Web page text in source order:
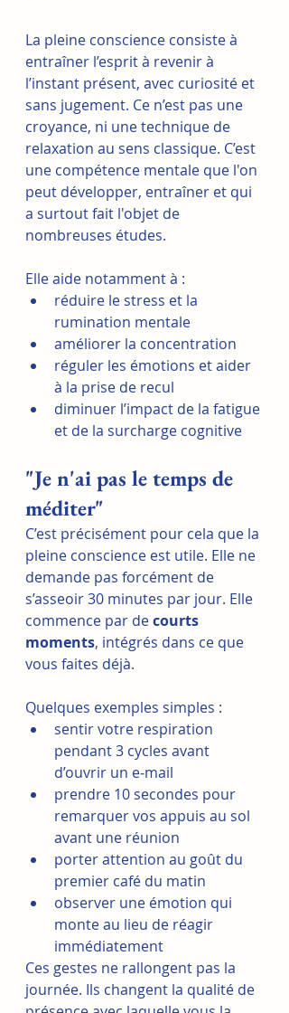
La pleine conscience consiste à
entraîner l’esprit à revenir à
l’instant présent, avec curiosité et
sans jugement. Ce n’est pas une
croyance, ni une technique de
relaxation au sens classique. C’est
une compétence mentale que l'on
peut développer, entraîner et qui
a surtout fait l'objet de
nombreuses études.
Elle aide notamment à :
réduire le stress et la
rumination mentale
améliorer la concentration
réguler les émotions et aider
à la prise de recul
diminuer l’impact de la fatigue
et de la surcharge cognitive
"Je n'ai pas le temps de
méditer"
C’est précisément pour cela que la
pleine conscience est utile. Elle ne
demande pas forcément de
s’asseoir 30 minutes par jour. Elle
commence par de courts
moments, intégrés dans ce que
vous faites déjà.
Quelques exemples simples :
sentir votre respiration
pendant 3 cycles avant
d’ouvrir un e‑mail
prendre 10 secondes pour
remarquer vos appuis au sol
avant une réunion
porter attention au goût du
premier café du matin
observer une émotion qui
monte au lieu de réagir
immédiatement
Ces gestes ne rallongent pas la
journée. Ils changent la qualité de